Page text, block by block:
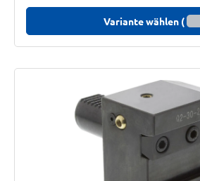
Variante wählen (